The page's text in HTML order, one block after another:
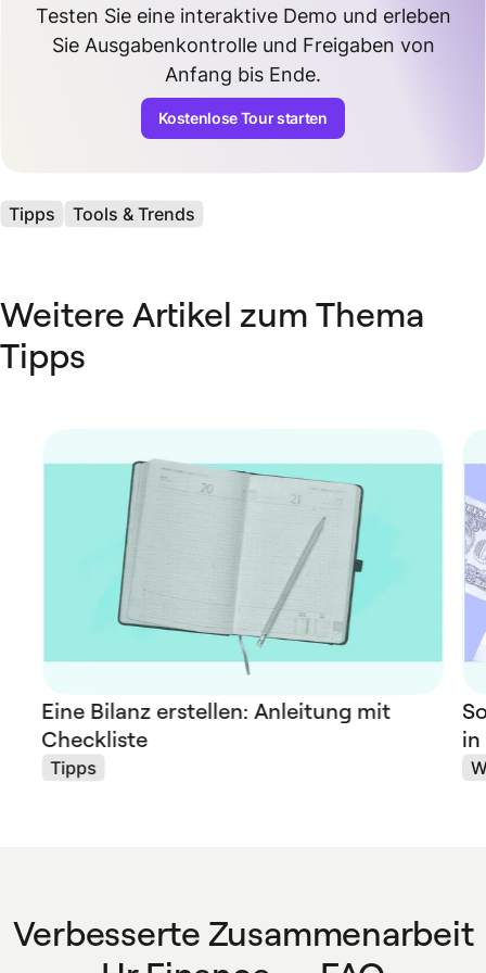
Testen Sie eine interaktive Demo und erleben
Sie Ausgabenkontrolle und Freigaben von
Anfang bis Ende.
Kostenlose Tour starten
Tipps Tools & Trends
Weitere Artikel zum Thema
Tipps
Eine Bilanz erstellen: Anleitung mit
Checkliste
Tipps
in
Verbesserte Zusammenarbeit